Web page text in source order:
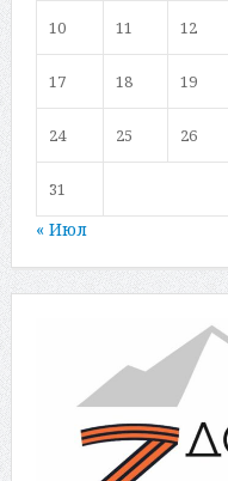
10 11 12
17 18 19
24 25 26
31
« Июл